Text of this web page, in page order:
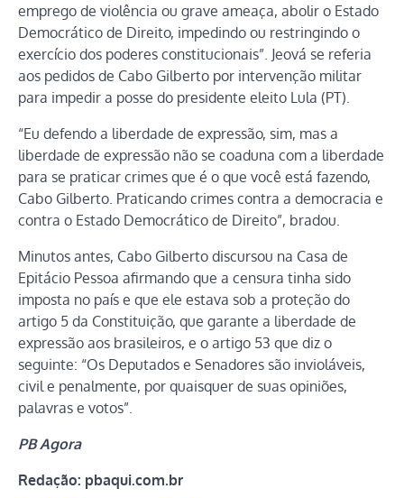
emprego de violência ou grave ameaça, abolir o Estado
Democrático de Direito, impedindo ou restringindo o
exercício dos poderes constitucionais”. Jeová se referia
aos pedidos de Cabo Gilberto por intervenção militar
para impedir a posse do presidente eleito Lula (PT).
“Eu defendo a liberdade de expressão, sim, mas a
liberdade de expressão não se coaduna com a liberdade
para se praticar crimes que é o que você está fazendo,
Cabo Gilberto. Praticando crimes contra a democracia e
contra o Estado Democrático de Direito”, bradou.
Minutos antes, Cabo Gilberto discursou na Casa de
Epitácio Pessoa afirmando que a censura tinha sido
imposta no país e que ele estava sob a proteção do
artigo 5 da Constituição, que garante a liberdade de
expressão aos brasileiros, e o artigo 53 que diz o
seguinte: “Os Deputados e Senadores são invioláveis,
civil e penalmente, por quaisquer de suas opiniões,
palavras e votos”.
PB Agora
Redação: pbaqui.com.br